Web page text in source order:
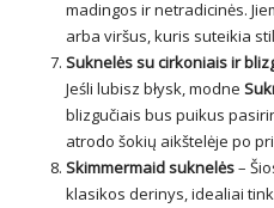
madingos ir netradicinės.
arba viršus, kuris suteikia
Suknelės su cirkoniais ir
Jeśli lubisz błysk, modne
blizgučiais bus puikus
atrodo šokių aikštelėje po
Skimmermaid suknelės–
klasikos derinys, idealiai